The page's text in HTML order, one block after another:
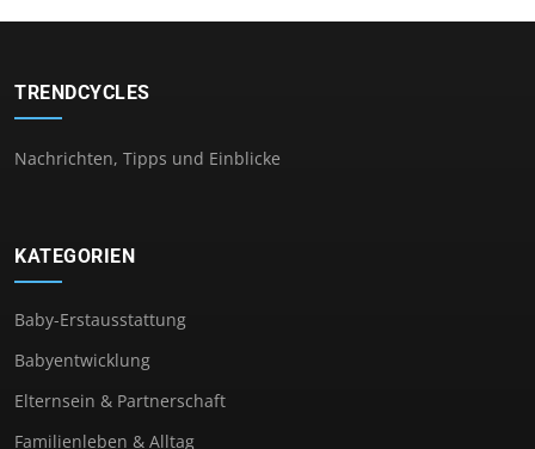
TRENDCYCLES
Nachrichten, Tipps und Einblicke
KATEGORIEN
Baby-Erstausstattung
Babyentwicklung
Elternsein & Partnerschaft
Familienleben & Alltag